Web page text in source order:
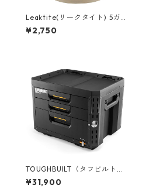
Leaktite(リークタイト) 5ガロ
ンバケツ [Real Tree] 05GLA
PG
¥2,750
TOUGHBUILT（タフビルト）S
TACK TECH(スタックテック)
3ドロワーボックス（サイドロ
¥31,900